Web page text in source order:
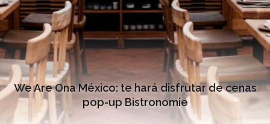
We Are Ona México: te hará disfrutar de cenas
pop-up Bistronomie